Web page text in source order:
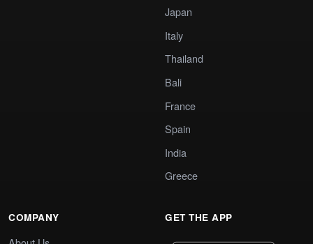
Japan
Italy
Thailand
Bali
France
Spain
India
Greece
COMPANY GET THE APP